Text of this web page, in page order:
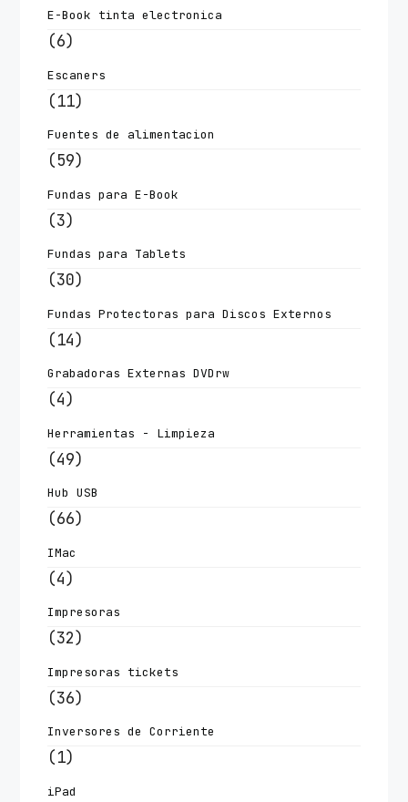
E-Book tinta electronica
(6)
Escaners
(11)
Fuentes de alimentacion
(59)
Fundas para E-Book
(3)
Fundas para Tablets
(30)
Fundas Protectoras para Discos Externos
(14)
Grabadoras Externas DVDrw
(4)
Herramientas - Limpieza
(49)
Hub USB
(66)
IMac
(4)
Impresoras
(32)
Impresoras tickets
(36)
Inversores de Corriente
(1)
iPad